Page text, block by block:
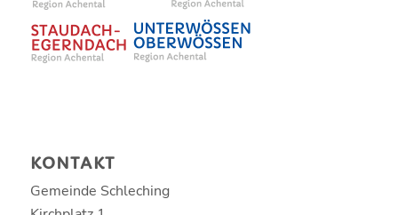
KONTAKT
Gemeinde Schleching